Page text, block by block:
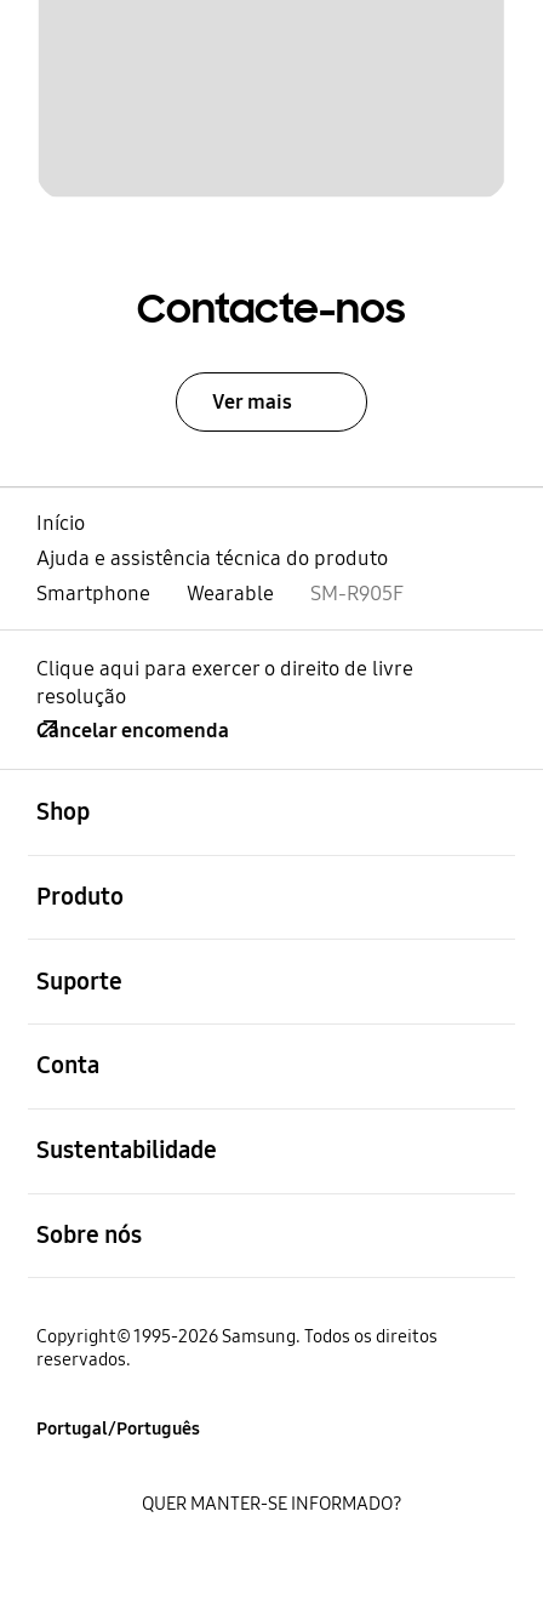
Contacte-nos
Ver mais
Início
Ajuda e assistência técnica do produto
Smartphone
Wearable SM-R905F
Clique aqui para exercer o direito de livre
resolução
Cancelar encomenda
Shop
Produto
Suporte
Conta
Sustentabilidade
Sobre nós
Copyright© 1995-2026 Samsung. Todos os direitos
reservados.
Portugal/Português
QUER MANTER-SE INFORMADO?